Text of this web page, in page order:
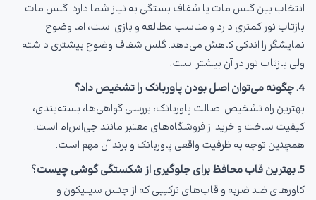
انتخاب بین گلس مات یا شفاف بستگی به نیاز شما دارد. گلس مات
بازتاب نور کمتری دارد و مناسب مطالعه و بازی است، اما وضوح
نمایشگر را اندکی کاهش می‌دهد. گلس شفاف وضوح بیشتری داشته
ولی بازتاب نور در آن بیشتر است.
4. چگونه می‌توان اصل بودن پاوربانک را تشخیص داد؟
بهترین راه تشخیص اصالت پاوربانک، بررسی گواهی‌ها، بسته‌بندی،
کیفیت ساخت و خرید از فروشگاه‌های معتبر مانند جی‌اس‌ام است.
همچنین توجه به ظرفیت واقعی پاوربانک و برند آن مهم است.
5. بهترین قاب محافظ برای جلوگیری از شکستگی گوشی چیست؟
کاورهای ضد ضربه و قاب‌های ترکیبی که از جنس سیلیکون و